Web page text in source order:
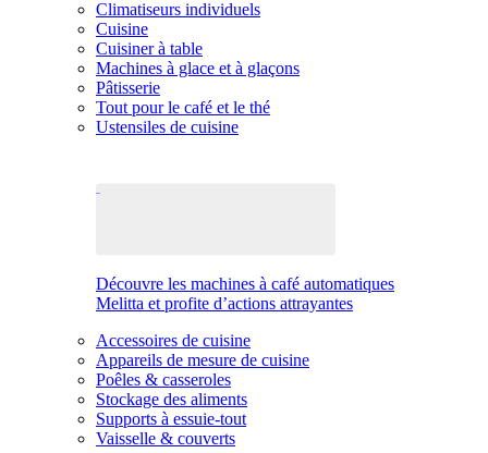
Climatiseurs individuels
Cuisine
Cuisiner à table
Machines à glace et à glaçons
Pâtisserie
Tout pour le café et le thé
Ustensiles de cuisine
Découvre les machines à café automatiques
Melitta et profite d’actions attrayantes
Accessoires de cuisine
Appareils de mesure de cuisine
Poêles & casseroles
Stockage des aliments
Supports à essuie-tout
Vaisselle & couverts